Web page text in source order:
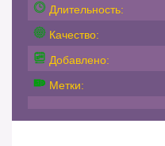
Длительность:
Качество:
Добавлено:
Метки: